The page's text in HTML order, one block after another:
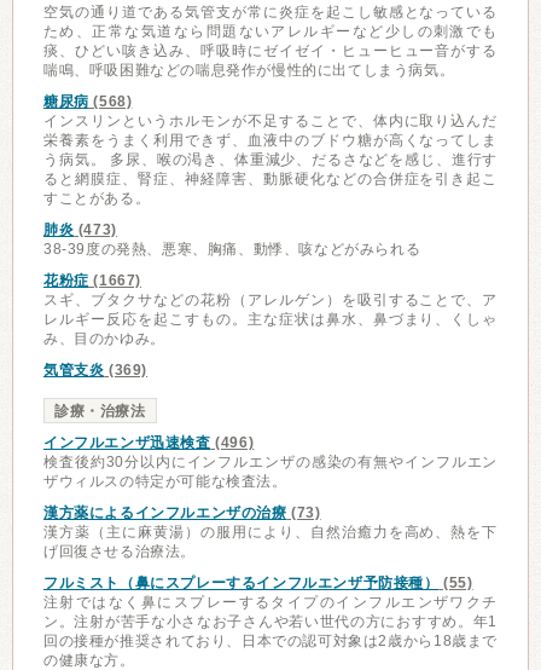
空気の通り道である気管支が常に炎症を起こし敏感となっている
ため、正常な気道なら問題ないアレルギーなど少しの刺激でも
痰、ひどい咳き込み、呼吸時にゼイゼイ・ヒューヒュー音がする
喘鳴、呼吸困難などの喘息発作が慢性的に出てしまう病気。
糖尿病 (568)
インスリンというホルモンが不足することで、体内に取り込んだ
栄養素をうまく利用できず、血液中のブドウ糖が高くなってしま
う病気。 多尿、喉の渇き、体重減少、だるさなどを感じ、進行す
ると網膜症、腎症、神経障害、動脈硬化などの合併症を引き起こ
すことがある。
肺炎 (473)
38-39度の発熱、悪寒、胸痛、動悸、咳などがみられる
花粉症 (1667)
スギ、ブタクサなどの花粉（アレルゲン）を吸引することで、ア
レルギー反応を起こすもの。主な症状は鼻水、鼻づまり、くしゃ
み、目のかゆみ。
気管支炎 (369)
診療・治療法
インフルエンザ迅速検査 (496)
検査後約30分以内にインフルエンザの感染の有無やインフルエン
ザウィルスの特定が可能な検査法。
漢方薬によるインフルエンザの治療 (73)
漢方薬（主に麻黄湯）の服用により、自然治癒力を高め、熱を下
げ回復させる治療法。
フルミスト（鼻にスプレーするインフルエンザ予防接種）
(55)
注射ではなく鼻にスプレーするタイプのインフルエンザワクチ
ン。注射が苦手な小さなお子さんや若い世代の方におすすめ。年1
回の接種が推奨されており、日本での認可対象は2歳から18歳まで
の健康な方。